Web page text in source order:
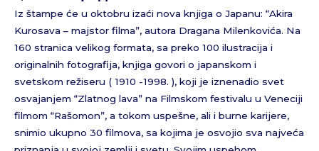
Iz štampe će u oktobru izaći nova knjiga o Japanu: “Akira
Kurosava – majstor filma”, autora Dragana Milenkovića. Na
160 stranica velikog formata, sa preko 100 ilustracija i
originalnih fotografija, knjiga govori o japanskom i
svetskom režiseru ( 1910 -1998. ), koji je iznenadio svet
osvajanjem “Zlatnog lava” na Filmskom festivalu u Veneciji
filmom “Rašomon”, a tokom uspešne, ali i burne karijere,
snimio ukupno 30 filmova, sa kojima je osvojio sva najveća